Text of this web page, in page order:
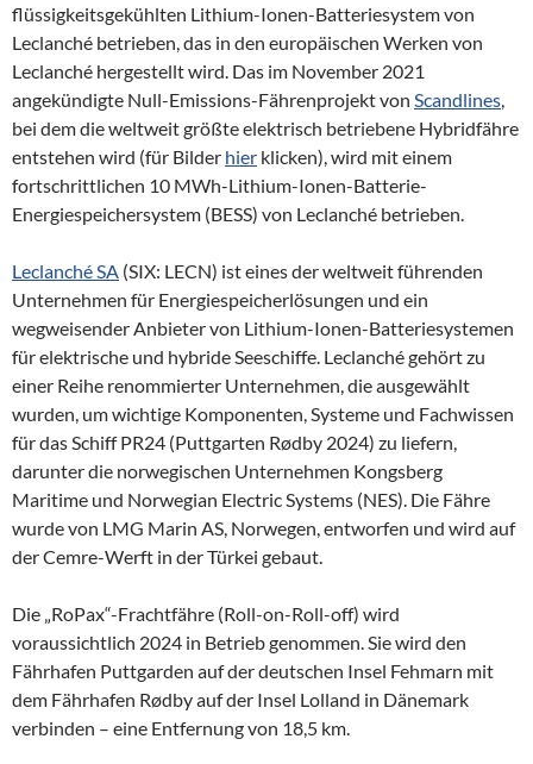
flüssigkeitsgekühlten Lithium-Ionen-Batteriesystem von
Leclanché betrieben, das in den europäischen Werken von
Leclanché hergestellt wird. Das im November 2021
angekündigte Null-Emissions-Fährenprojekt von Scandlines
bei dem die weltweit größte elektrisch betriebene Hybridfähre
entstehen wird (für Bilder hier klicken), wird mit einem
fortschrittlichen 10 MWh-Lithium-Ionen-Batterie-
Energiespeichersystem (BESS) von Leclanché betrieben.
Leclanché SA (SIX: LECN) ist eines der weltweit führenden
Unternehmen für Energiespeicherlösungen und ein
wegweisender Anbieter von Lithium-Ionen-Batteriesystemen
für elektrische und hybride Seeschiffe. Leclanché gehört zu
einer Reihe renommierter Unternehmen, die ausgewählt
wurden, um wichtige Komponenten, Systeme und Fachwissen
für das Schiff PR24 (Puttgarten Rødby 2024) zu liefern,
darunter die norwegischen Unternehmen Kongsberg
Maritime und Norwegian Electric Systems (NES). Die Fähre
wurde von LMG Marin AS, Norwegen, entworfen und wird auf
der Cemre-Werft in der Türkei gebaut.
Die „RoPax“-Frachtfähre (Roll-on-Roll-off) wird
voraussichtlich 2024 in Betrieb genommen. Sie wird den
Fährhafen Puttgarden auf der deutschen Insel Fehmarn mit
dem Fährhafen Rødby auf der Insel Lolland in Dänemark
verbinden – eine Entfernung von 18,5 km.